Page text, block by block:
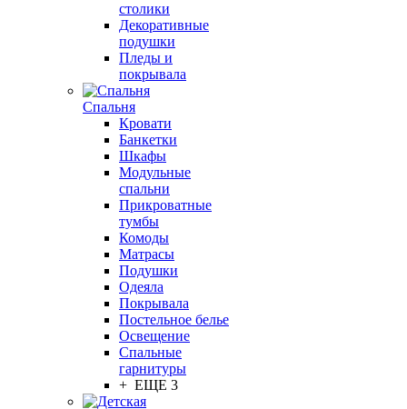
столики
Декоративные
подушки
Пледы и
покрывала
Спальня
Кровати
Банкетки
Шкафы
Модульные
спальни
Прикроватные
тумбы
Комоды
Матрасы
Подушки
Одеяла
Покрывала
Постельное белье
Освещение
Спальные
гарнитуры
+ ЕЩЕ 3